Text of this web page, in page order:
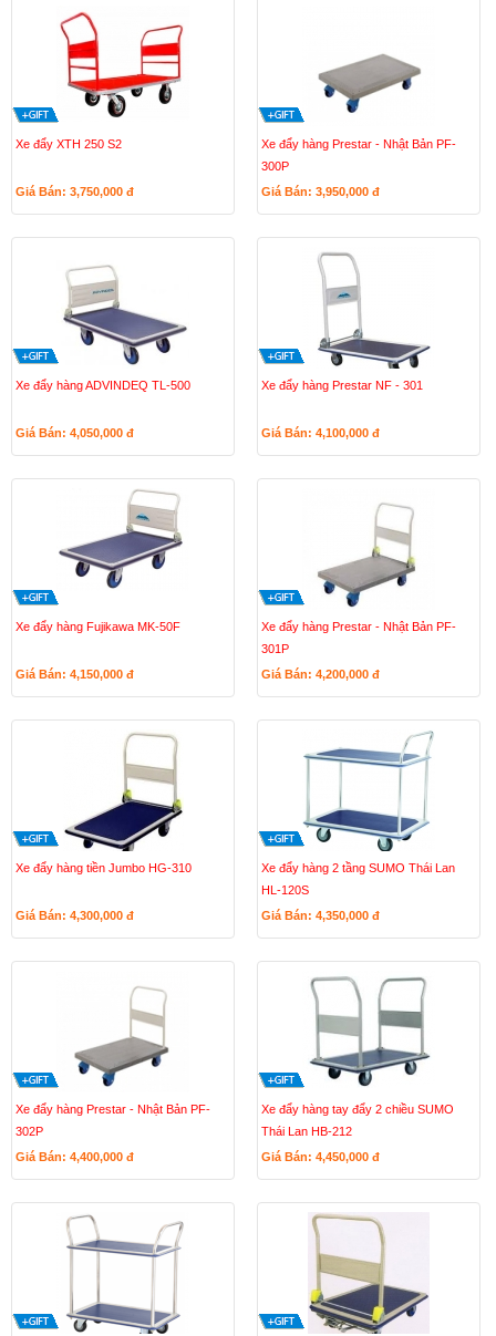
Xe đẩy XTH 250 S2
Giá Bán: 3,750,000 đ
Xe đẩy hàng Prestar - Nhật Bản PF-
300P
Giá Bán: 3,950,000 đ
Xe đẩy hàng ADVINDEQ TL-500
Giá Bán: 4,050,000 đ
Xe đẩy hàng Prestar NF - 301
Giá Bán: 4,100,000 đ
Xe đẩy hàng Fujikawa MK-50F
Giá Bán: 4,150,000 đ
Xe đẩy hàng Prestar - Nhật Bản PF-
301P
Giá Bán: 4,200,000 đ
Xe đẩy hàng tiền Jumbo HG-310
Giá Bán: 4,300,000 đ
Xe đẩy hàng 2 tầng SUMO Thái Lan
HL-120S
Giá Bán: 4,350,000 đ
Xe đẩy hàng Prestar - Nhật Bản PF-
302P
Giá Bán: 4,400,000 đ
Xe đẩy hàng tay đẩy 2 chiều SUMO
Thái Lan HB-212
Giá Bán: 4,450,000 đ